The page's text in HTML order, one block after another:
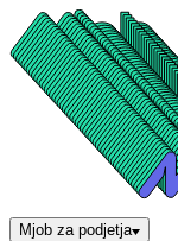
Mjob za podjetja